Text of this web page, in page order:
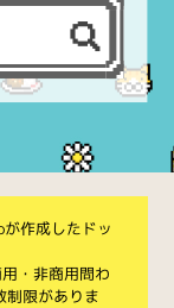
作成したドッ
・非商用問わ
限がありま